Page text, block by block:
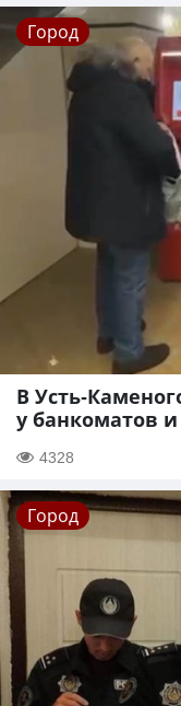
Город
В Усть-
у банкоматов
4328
Город